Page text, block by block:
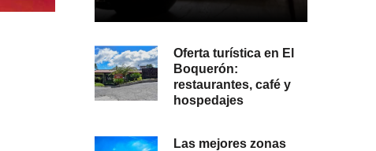
Oferta turística en El
Boquerón:
restaurantes, café y
hospedajes
Las mejores zonas